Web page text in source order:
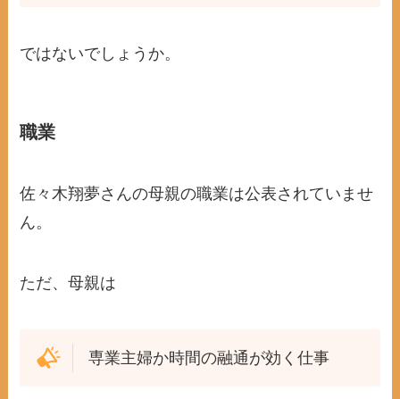
ではないでしょうか。
職業
佐々木翔夢さんの母親の職業は公表されていませ
ん。
ただ、母親は
専業主婦か時間の融通が効く仕事